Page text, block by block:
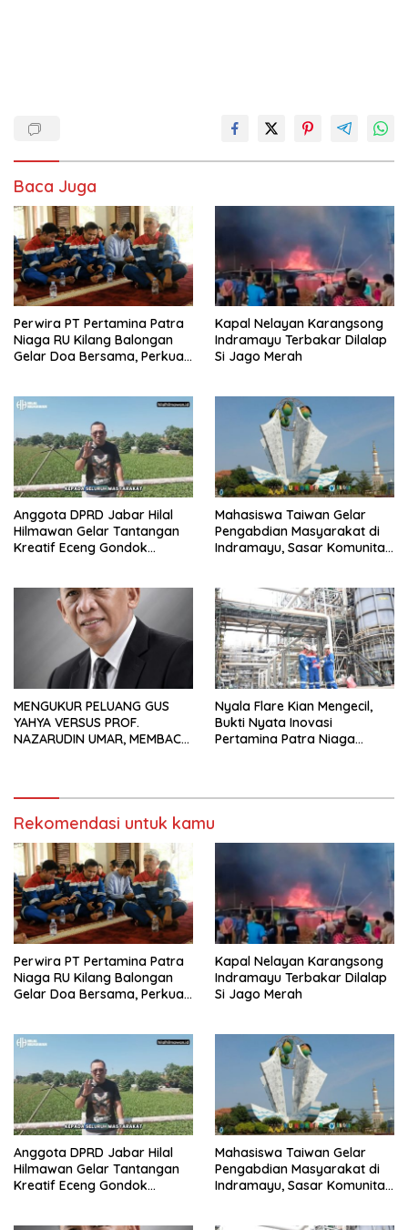
Baca Juga
Perwira PT Pertamina Patra
Niaga RU Kilang Balongan
Gelar Doa Bersama, Perkuat
Kapal Nelayan Karangsong
Indramayu Terbakar Dilalap
Si Jago Merah
Anggota DPRD Jabar Hilal
Hilmawan Gelar Tantangan
Kreatif Eceng Gondok
Mahasiswa Taiwan Gelar
Pengabdian Masyarakat di
Indramayu, Sasar Komunitas
MENGUKUR PELUANG GUS
YAHYA VERSUS PROF.
NAZARUDIN UMAR, MEMBACA
Nyala Flare Kian Mengecil,
Bukti Nyata Inovasi
Pertamina Patra Niaga
Rekomendasi untuk kamu
Perwira PT Pertamina Patra
Niaga RU Kilang Balongan
Gelar Doa Bersama, Perkuat
Kapal Nelayan Karangsong
Indramayu Terbakar Dilalap
Si Jago Merah
Anggota DPRD Jabar Hilal
Hilmawan Gelar Tantangan
Kreatif Eceng Gondok
Mahasiswa Taiwan Gelar
Pengabdian Masyarakat di
Indramayu, Sasar Komunitas